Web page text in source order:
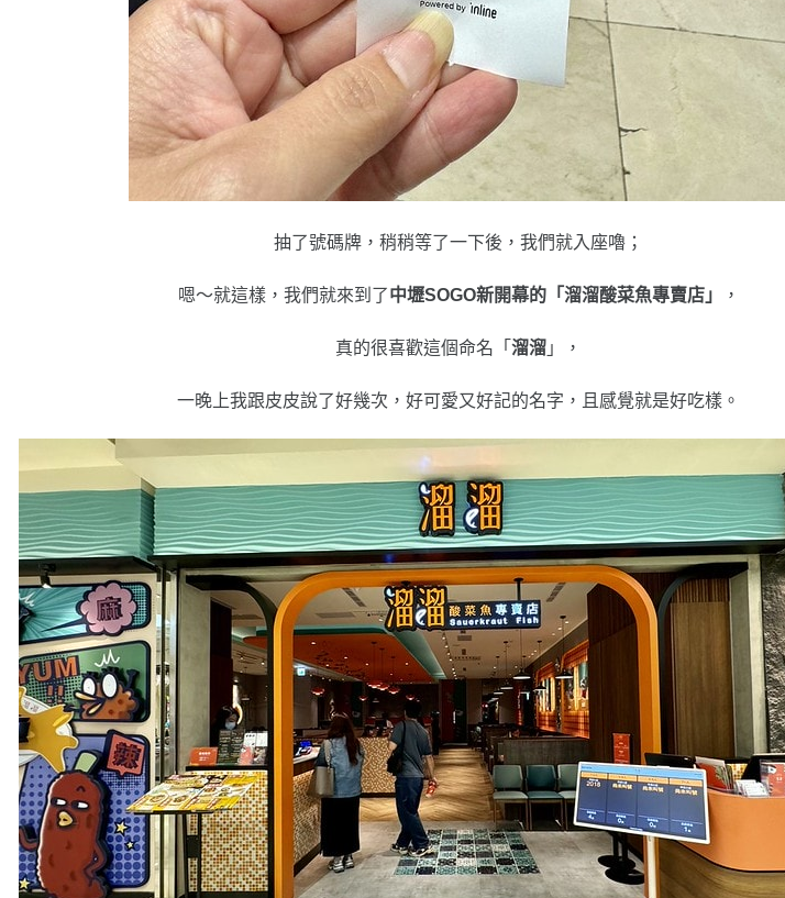
抽了號碼牌，稍稍等了一下後，我們就入座嚕；
嗯～就這樣，我們就來到了中壢SOGO新開幕的「溜溜酸菜魚專賣店」 ，
真的很喜歡這個命名「溜溜 」，
一晚上我跟皮皮說了好幾次，好可愛又好記的名字，且感覺就是好吃樣。